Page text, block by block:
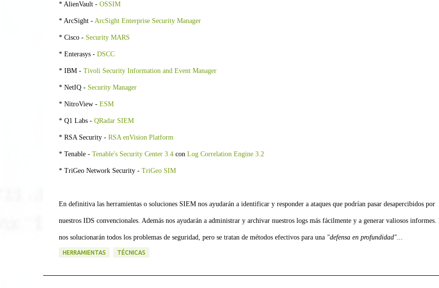
* AlienVault - OSSIM
* ArcSight - ArcSight Enterprise Security Manager
* Cisco - Security MARS
* Enterasys - DSCC
* IBM - Tivoli Security Information and Event Manager
* NetIQ - Security Manager
* NitroView - ESM
* Q1 Labs - QRadar SIEM
* RSA Security - RSA enVision Platform
* Tenable - Tenable's Security Center 3.4con Log Correlation Engine 3.2
* TriGeo Network Security - TriGeo SIM
En definitiva las herramientas o soluciones SIEM nos ayudarán a identificar y responder a ataques que podrían pasar desapercibidos por
nuestros IDS convencionales. Además nos ayudarán a administrar y archivar nuestros logs más fácilmente y a generar valiosos informes.
nos solucionarán todos los problemas de seguridad, pero se tratan de métodos efectivos para una "defensa en profundidad"...
HERRAMIENTAS TÉCNICAS